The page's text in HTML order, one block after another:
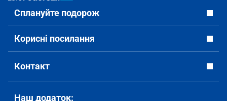
Сплануйте подорож
Корисні посилання
Контакт
Наш додаток: